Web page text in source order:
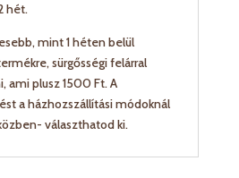
hét.
mint 1 héten belül
sürgősségi felárral
ami plusz 1500 Ft. A
a házhozszállítási módoknál
választhatod ki.